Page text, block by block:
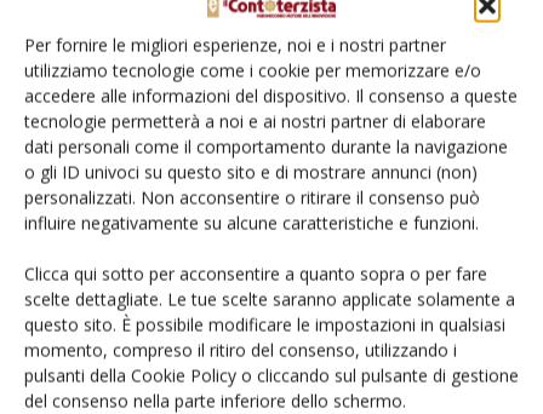
Per fornire le migliori esperienze, noi e i nostri partner
utilizziamo tecnologie come i cookie per memorizzare e/o
accedere alle informazioni del dispositivo. Il consenso a queste
tecnologie permetterà a noi e ai nostri partner di elaborare
dati personali come il comportamento durante la navigazione
o gli ID univoci su questo sito e di mostrare annunci (non)
personalizzati. Non acconsentire o ritirare il consenso può
influire negativamente su alcune caratteristiche e funzioni.
Clicca qui sotto per acconsentire a quanto sopra o per fare
scelte dettagliate. Le tue scelte saranno applicate solamente a
questo sito. È possibile modificare le impostazioni in qualsiasi
momento, compreso il ritiro del consenso, utilizzando i
pulsanti della Cookie Policy o cliccando sul pulsante di gestione
del consenso nella parte inferiore dello schermo.
Rimani aggiornato sul mondo
dell’agricoltura
Iscriviti alle nostre newsletter